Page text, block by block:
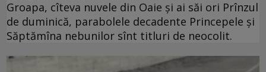
Groapa, cîteva nuvele din Oaie și ai săi ori Prînzul
de duminică, parabolele decadente Princepele și
Săptămîna nebunilor sînt titluri de neocolit.